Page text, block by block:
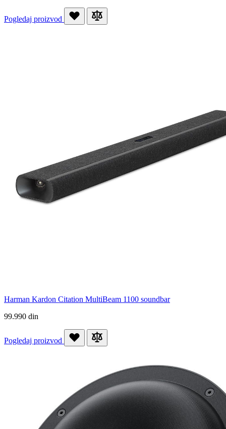
Pogledaj proizvod
Harman Kardon Citation MultiBeam 1100 soundbar
99.990 din
Pogledaj proizvod